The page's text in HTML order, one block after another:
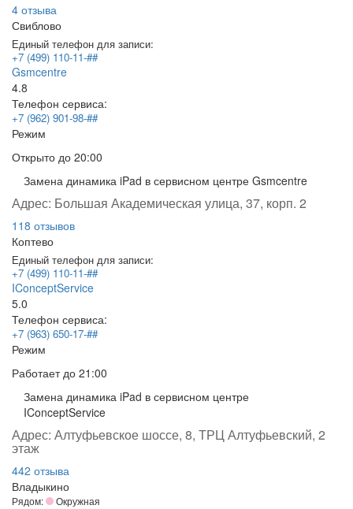
4 отзыва
Свиблово
Единый телефон для записи:
+7 (499) 110-11-##
Gsmcentre
4.8
Телефон сервиса:
+7 (962) 901-98-##
Режим
Открыто до 20:00
Замена динамика iPad в сервисном центре Gsmcentre
Адрес: Большая Академическая улица, 37, корп. 2
118 отзывов
Коптево
Единый телефон для записи:
+7 (499) 110-11-##
IConceptService
5.0
Телефон сервиса:
+7 (963) 650-17-##
Режим
Работаетдо 21:00
Замена динамика iPad в сервисном центре
IConceptService
Адрес: Алтуфьевское шоссе, 8, ТРЦ Алтуфьевский, 2
этаж
442 отзыва
Владыкино
Рядом: Окружная